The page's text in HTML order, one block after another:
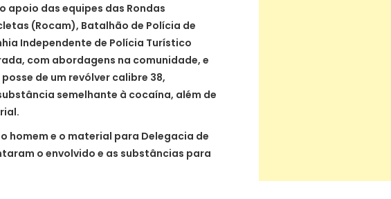
apoio das equipes das Rondas
(Rocam), Batalhão de Polícia de
Independente de Polícia Turístico
com abordagens na comunidade, e
de um revólver calibre 38,
semelhante à cocaína, além de
homem e o material para Delegacia de
o envolvido e as substâncias para